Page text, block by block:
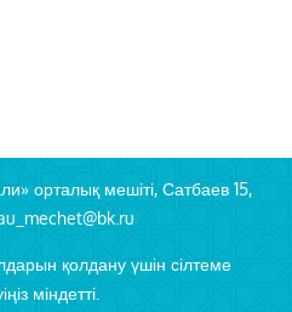
орталық мешіті, Сатбаев 15,
қолдану үшін сілтеме
міндетті.